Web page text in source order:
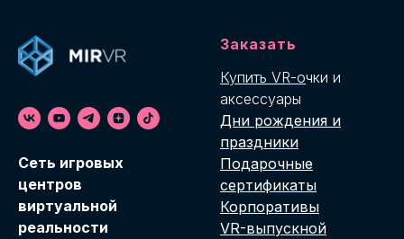
Cеть игровых
центров
виртуальной
реальности
Заказать
Купить VR-очки и
аксессуары
Дни рождения и
праздники
Подарочные
сертификаты
Корпоративы
VR-выпускной